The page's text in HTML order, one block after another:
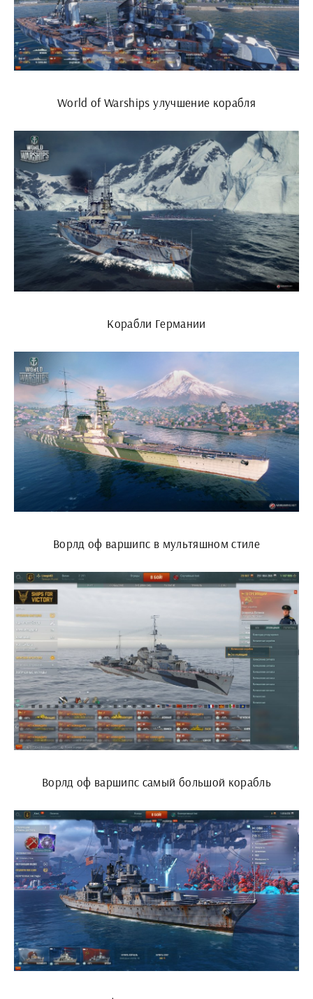
World of Warships улучшение корабля
Корабли Германии
Ворлд оф варшипс в мультяшном стиле
Ворлд оф варшипс самый большой корабль